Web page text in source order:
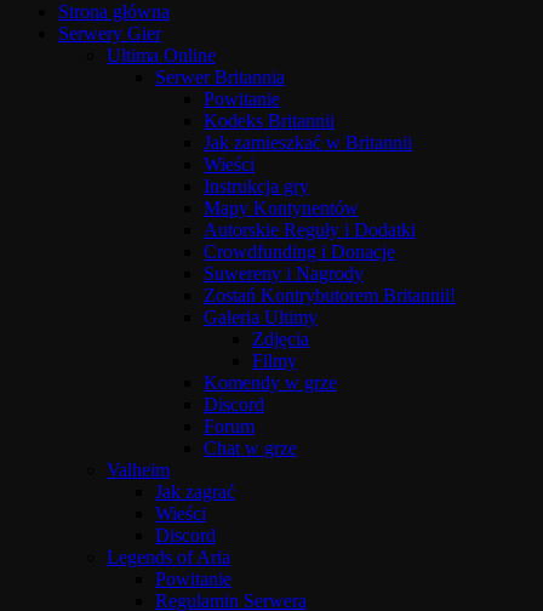
Strona główna
Serwery Gier
Ultima Online
Serwer Britannia
Powitanie
Kodeks Britannii
Jak zamieszkać w Britannii
Wieści
Instrukcja gry
Mapy Kontynentów
Autorskie Reguły i Dodatki
Crowdfunding i Donacje
Suwereny i Nagrody
Zostań Kontrybutorem Britannii!
Galeria Ultimy
Zdjęcia
Filmy
Komendy w grze
Discord
Forum
Chat w grze
Valheim
Jak zagrać
Wieści
Discord
Legends of Aria
Powitanie
Regulamin Serwera